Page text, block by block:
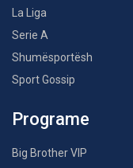
La Liga
Serie A
Shumësportësh
Sport Gossip
Programe
Big Brother VIP